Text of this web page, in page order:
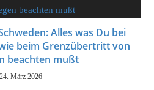
Alles was Du bei
beim Grenzübertritt von
beachten mußt
24. März 2026